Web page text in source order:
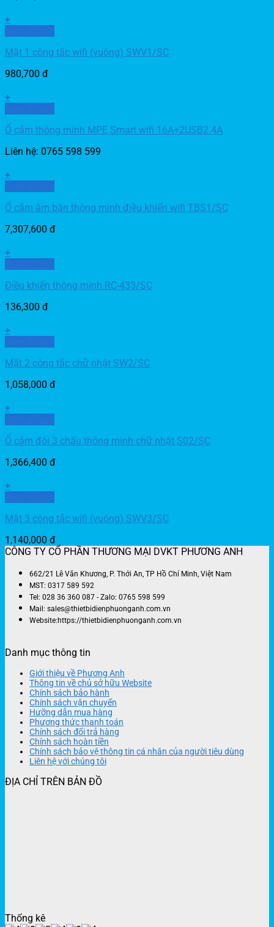
+
Mặt 1 công tắc wifi (vuông) SWV1/SC
980,700 đ
+
Ổ cắm thông minh MPE Smart wifi 16A+2USB2.4A
Liên hệ: 0765 598 599
+
Ổ cắm âm bàn thông mình điều khiển wifi TBS1/SC
7,307,600 đ
+
Điều khiển thông minh RC-433/SC
136,300 đ
+
Mặt 2 công tắc chữ nhật SW2/SC
1,058,000 đ
+
Ổ cắm đôi 3 chấu thông minh chữ nhật S02/SC
1,366,400 đ
+
Mặt 3 công tắc wifi (vuông) SWV3/SC
1,140,000 đ
CÔNG TY CỔ PHẦN THƯƠNG MẠI DVKT PHƯƠNG ANH
662/21 Lê Văn Khương, P. Thới An, TP Hồ Chí Minh, Việt Nam
MST: 0317 589 592
Tel: 028 36 360 087 - Zalo: 0765 598 599
Mail: sales@thietbidienphuonganh.com.vn
Website:https://thietbidienphuonganh.com.vn
Danh mục thông tin
Giới thiệu về Phương Anh
Thông tin về chủ sở hữu Website
Chính sách bảo hành
Chính sách vận chuyển
Hưỡng dẫn mua hàng
Phương thức thanh toán
Chính sách đổi trả hàng
Chính sách hoàn tiền
Chính sách bảo vệ thông tin cá nhân của người tiêu dùng
Liên hệ với chúng tôi
ĐỊA CHỈ TRÊN BẢN ĐỒ
Thống kê